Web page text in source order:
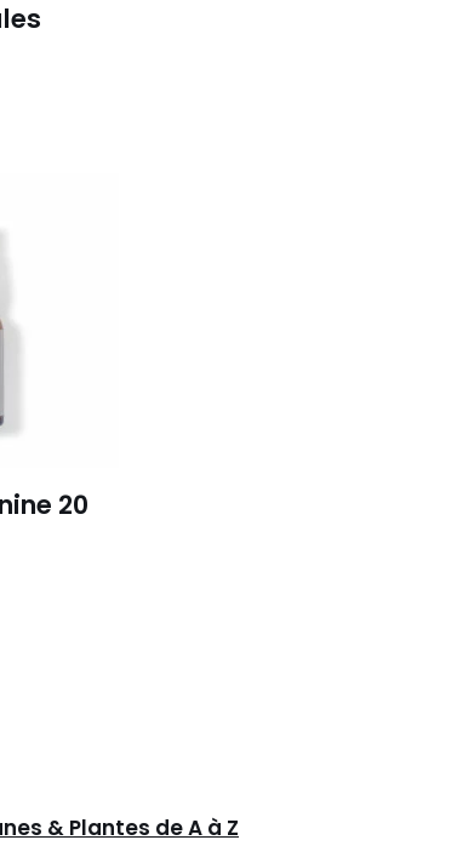
20
& Plantes de A à Z